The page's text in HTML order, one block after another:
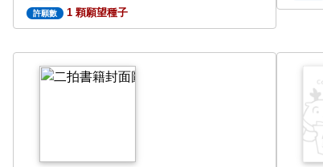
許願數 1 顆願望種子